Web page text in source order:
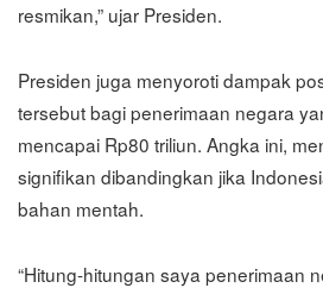
resmikan,” ujar Presiden.
Presiden juga menyoroti dampak
tersebut bagi penerimaan negara
mencapai Rp80 triliun. Angka ini,
signifikan dibandingkan jika
bahan mentah.
“Hitung-hitungan saya penerimaan